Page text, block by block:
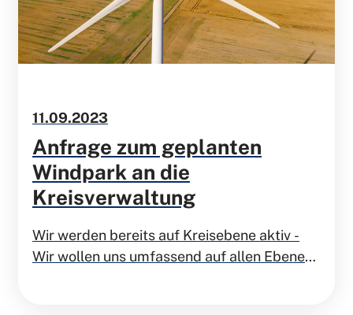
11.09.2023
Anfrage zum geplanten
Windpark an die
Kreisverwaltung
Wir werden bereits auf Kreisebene aktiv -
Wir wollen uns umfassend auf allen Ebenen